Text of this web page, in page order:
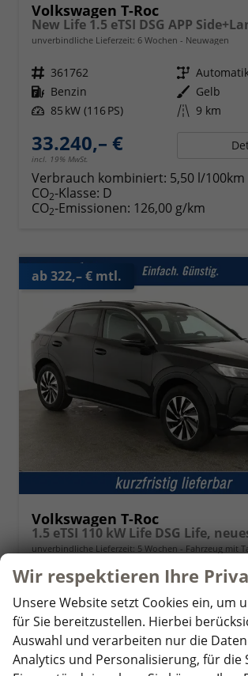
Volkswagen T-Roc
New Life 1.5 eTSI DSG APP
unverbindliche Lieferzeit: 6 Wochen Neuwagen
Fahrzeugnr. 361762 Getriebe
Kraftstoff Benzin Außenfarbe Gelb
Leistung 85 kW (116 PS) Kilometerstand 9 km
33.240,– €
incl. 19% MwSt.
Verbrauch kombiniert: 5,50 l/100km
CO2-Klasse: D
CO2-Emissionen: 126,00 g/km
ab 322,– € mtl.
Volkswagen T-Roc
unverbindliche Lieferzeit: 5 Wochen Fahrzeug mit
Fahrzeugnr. 358353 Getriebe
Kraftstoff Benzin Außenfarbe
Leistung 110 kW (150 PS) Kilometerstand 10 km
01.06.2026
33.245,– €
Wir respektieren Ihre
Unsere Website setzt Cookies ein, um
für Sie bereitzustellen. Hierbei
Auswahl und verarbeiten nur die
Analytics und Personalisierung, für die